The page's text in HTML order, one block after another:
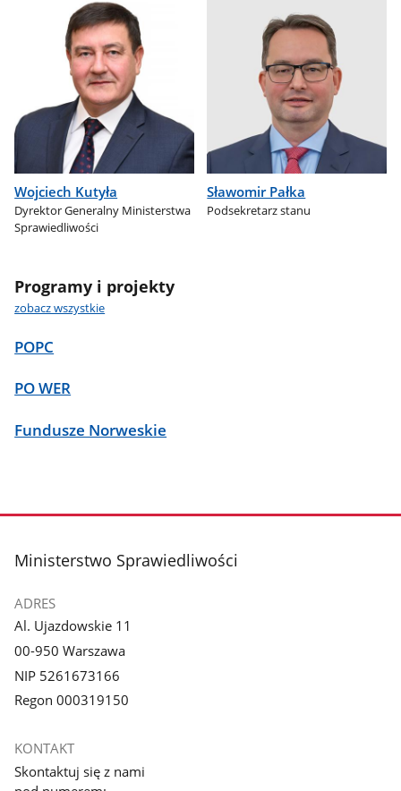
Wojciech Kutyła
Dyrektor Generalny Ministerstwa
Sprawiedliwości
Sławomir Pałka
Podsekretarz stanu
Programy i projekty
zobacz wszystkie
POPC
PO WER
Fundusze Norweskie
stopka
Ministerstwo Sprawiedliwości
ADRES
Al. Ujazdowskie 11
00-950 Warszawa
NIP 5261673166
Regon 000319150
KONTAKT
Skontaktuj się z nami